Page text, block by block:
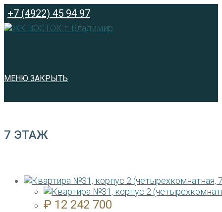
Перейти
к
содержимому
+7 (4922) 45 94 97
МЕНЮ ЗАКРЫТЬ
7 ЭТАЖ
₽ 12 242 700